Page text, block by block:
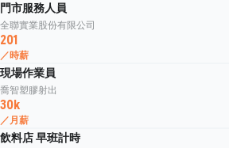
門市服務人員
全聯實業股份有限公司
201
／時薪
現場作業員
喬智塑膠射出
30k
／月薪
飲料店 早班計時